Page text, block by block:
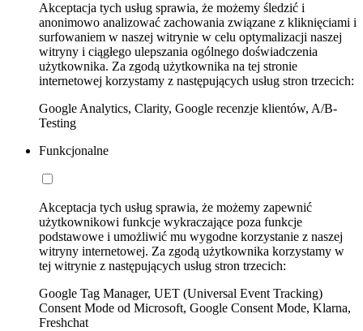
Akceptacja tych usług sprawia, że możemy śledzić i
anonimowo analizować zachowania związane z kliknięciami i
surfowaniem w naszej witrynie w celu optymalizacji naszej
witryny i ciągłego ulepszania ogólnego doświadczenia
użytkownika. Za zgodą użytkownika na tej stronie
internetowej korzystamy z następujących usług stron trzecich:
Google Analytics, Clarity, Google recenzje klientów, A/B-
Testing
Funkcjonalne
Akceptacja tych usług sprawia, że możemy zapewnić
użytkownikowi funkcje wykraczające poza funkcje
podstawowe i umożliwić mu wygodne korzystanie z naszej
witryny internetowej. Za zgodą użytkownika korzystamy w
tej witrynie z następujących usług stron trzecich:
Google Tag Manager, UET (Universal Event Tracking)
Consent Mode od Microsoft, Google Consent Mode, Klarna,
Freshchat